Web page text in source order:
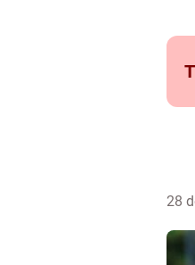
28